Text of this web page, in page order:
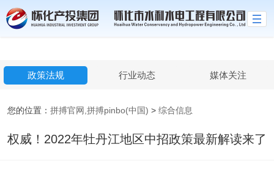
拼搏官网,拼搏pinbo(中国)
政策法规 行业动态 媒体关注
您的位置： 拼搏官网,拼搏pinbo(中国) > 综合信息
权威！2022年牡丹江地区中招政策最新解读来了